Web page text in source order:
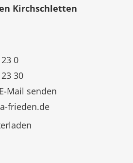
Kirchschletten
0
30
Mail senden
frieden.de